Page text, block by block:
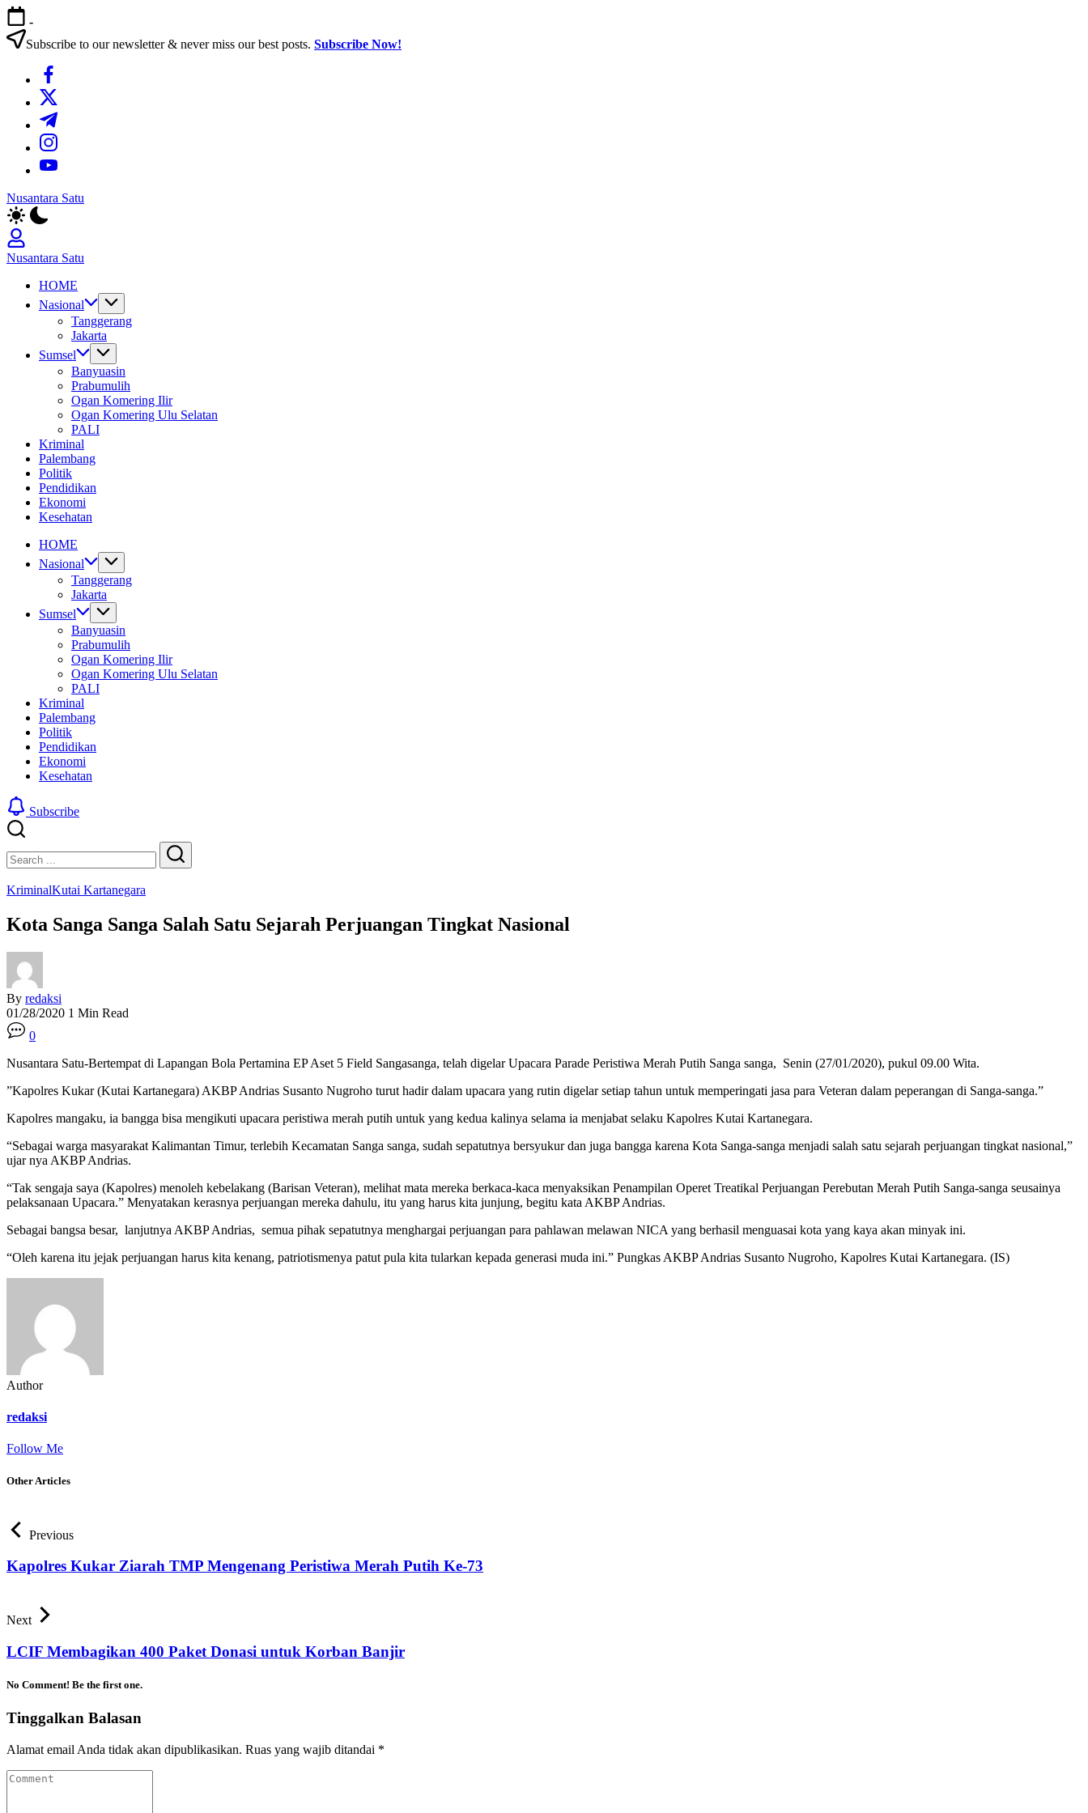
Skip
to
content
-
Subscribe to our newsletter & never miss our best posts. Subscribe Now!
https://www.facebook.com/
https://twitter.com/
https://t.me/
https://www.instagram.com/
https://youtube.com/
Nusantara Satu
Berita
Untuk
Nusantara
Nusantara Satu
Untuk
Nusantara
HOME
Nasional
Tanggerang
Jakarta
Sumsel
Banyuasin
Prabumulih
Ogan Komering Ilir
Ogan Komering Ulu Selatan
PALI
Kriminal
Palembang
Politik
Pendidikan
Ekonomi
Kesehatan
HOME
Nasional
Tanggerang
Jakarta
Sumsel
Banyuasin
Prabumulih
Ogan Komering Ilir
Ogan Komering Ulu Selatan
PALI
Kriminal
Palembang
Politik
Pendidikan
Ekonomi
Kesehatan
Subscribe
Search
Search
KriminalKutai Kartanegara
Kota Sanga Sanga Salah Satu Sejarah Perjuangan Tingkat Nasional
By redaksi
01/28/2020 1 Min Read
0
Nusantara Satu-Bertempat di Lapangan Bola Pertamina EP Aset 5 Field Sangasanga, telah digelar Upacara Parade Peristiwa Merah Putih Sanga sanga, Senin (27/01/2020), pukul 09.00 Wita.
”Kapolres Kukar (Kutai Kartanegara) AKBP Andrias Susanto Nugroho turut hadir dalam upacara yang rutin digelar setiap tahun untuk memperingati jasa para Veteran dalam peperangan di Sanga-sanga.”
Kapolres mangaku, ia bangga bisa mengikuti upacara peristiwa merah putih untuk yang kedua kalinya selama ia menjabat selaku Kapolres Kutai Kartanegara.
“Sebagai warga masyarakat Kalimantan Timur, terlebih Kecamatan Sanga sanga, sudah sepatutnya bersyukur dan juga bangga karena Kota Sanga-sanga menjadi salah satu sejarah perjuangan tingkat nasional,”
ujar nya AKBP Andrias.
“Tak sengaja saya (Kapolres) menoleh kebelakang (Barisan Veteran), melihat mata mereka berkaca-kaca menyaksikan Penampilan Operet Treatikal Perjuangan Perebutan Merah Putih Sanga-sanga seusainya
pelaksanaan Upacara.” Menyatakan kerasnya perjuangan mereka dahulu, itu yang harus kita junjung, begitu kata AKBP Andrias.
Sebagai bangsa besar, lanjutnya AKBP Andrias, semua pihak sepatutnya menghargai perjuangan para pahlawan melawan NICA yang berhasil menguasai kota yang kaya akan minyak ini.
“Oleh karena itu jejak perjuangan harus kita kenang, patriotismenya patut pula kita tularkan kepada generasi muda ini.” Pungkas AKBP Andrias Susanto Nugroho, Kapolres Kutai Kartanegara. (IS)
Author
redaksi
Follow Me
Other Articles
Previous
Kapolres Kukar Ziarah TMP Mengenang Peristiwa Merah Putih Ke-73
Next
LCIF Membagikan 400 Paket Donasi untuk Korban Banjir
No Comment! Be the first one.
Tinggalkan Balasan
Alamat email Anda tidak akan dipublikasikan. Ruas yang wajib ditandai *